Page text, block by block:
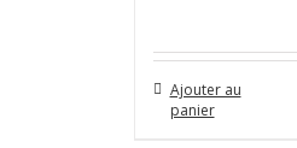
Ajouter au
panier